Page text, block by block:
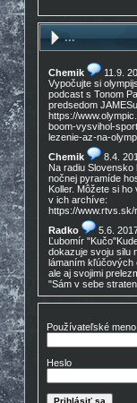
...
Chemik
11.9.
Vypočujte si
podcast s Tonom
predsedom
https://
boom-vysvihol-
lezenie-az-na-
Chemik
8.4.
Na radiu Slovensko
nočnej pyramíde
Koller. Môžete si ho
v ich archíve:
https://www.rtvs.sk/
Radko
5.6.
Ľubomír
dokazuje svoju silu
lámaním kľúčových
ale aj svojimi
"Sám v sebe
,!Gratulácia!!!
15:30
Nedocenený
lezec známy tiež
Morales predá
v krabici, nepoužité,
zľava nech nejem
Používateľské meno
Heslo